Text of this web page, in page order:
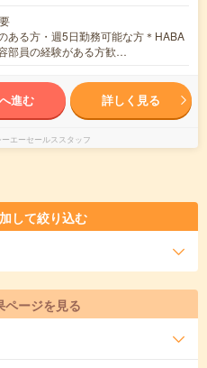
ある方・週5日勤務可能な方＊HABA
部員の経験がある方歓…
進む 詳しく見る
エーセールススタッフ
して絞り込む
ページを見る